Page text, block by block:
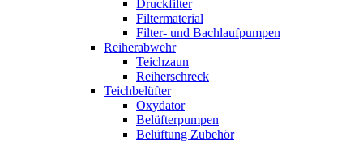
Druckfilter
Filtermaterial
Filter- und Bachlaufpumpen
Reiherabwehr
Teichzaun
Reiherschreck
Teichbelüfter
Oxydator
Belüfterpumpen
Belüftung Zubehör